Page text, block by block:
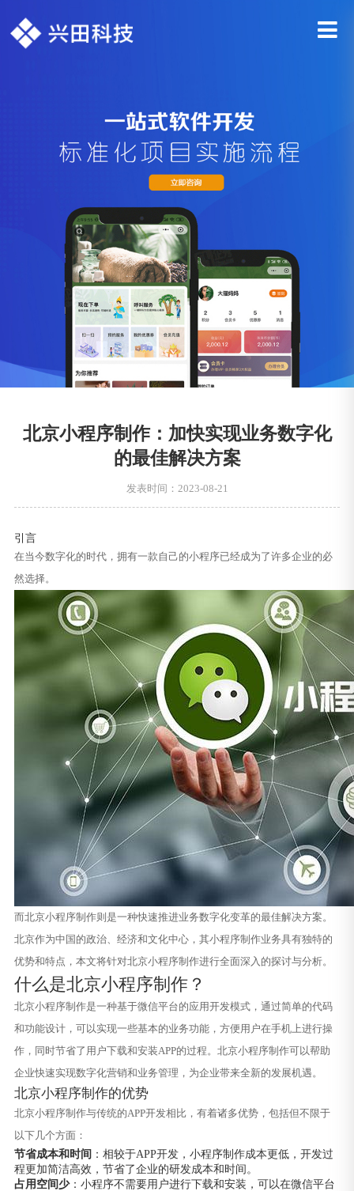
北京小程序制作：加快实现业务数字化
的最佳解决方案
发表时间：2023-08-21
引言
在当今数字化的时代，拥有一款自己的小程序已经成为了许多企业的必
然选择。
而北京小程序制作则是一种快速推进业务数字化变革的最佳解决方案。
北京作为中国的政治、经济和文化中心，其小程序制作业务具有独特的
优势和特点，本文将针对北京小程序制作进行全面深入的探讨与分析。
什么是北京小程序制作？
北京小程序制作是一种基于微信平台的应用开发模式，通过简单的代码
和功能设计，可以实现一些基本的业务功能，方便用户在手机上进行操
作，同时节省了用户下载和安装APP的过程。北京小程序制作可以帮助
企业快速实现数字化营销和业务管理，为企业带来全新的发展机遇。
北京小程序制作的优势
北京小程序制作与传统的APP开发相比，有着诸多优势，包括但不限于
以下几个方面：
节省成本和时间 ：相较于APP开发，小程序制作成本更低，开发过
程更加简洁高效，节省了企业的研发成本和时间。
占用空间少：小程序不需要用户进行下载和安装，可以在微信平台